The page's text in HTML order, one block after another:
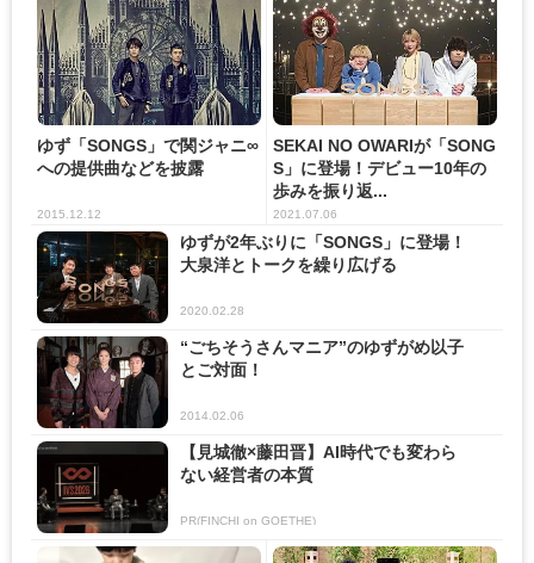
ゆず「SONGS」で関ジャニ∞
への提供曲などを披露
2015.12.12
SEKAI NO OWARIが「SONG
S」に登場！デビュー10年の
歩みを振り返...
2021.07.06
ゆずが2年ぶりに「SONGS」に登場！
大泉洋とトークを繰り広げる
2020.02.28
“ごちそうさんマニア”のゆずがめ以子
とご対面！
2014.02.06
【見城徹×藤田晋】AI時代でも変わら
ない経営者の本質
PR(FINCHI on GOETHE)